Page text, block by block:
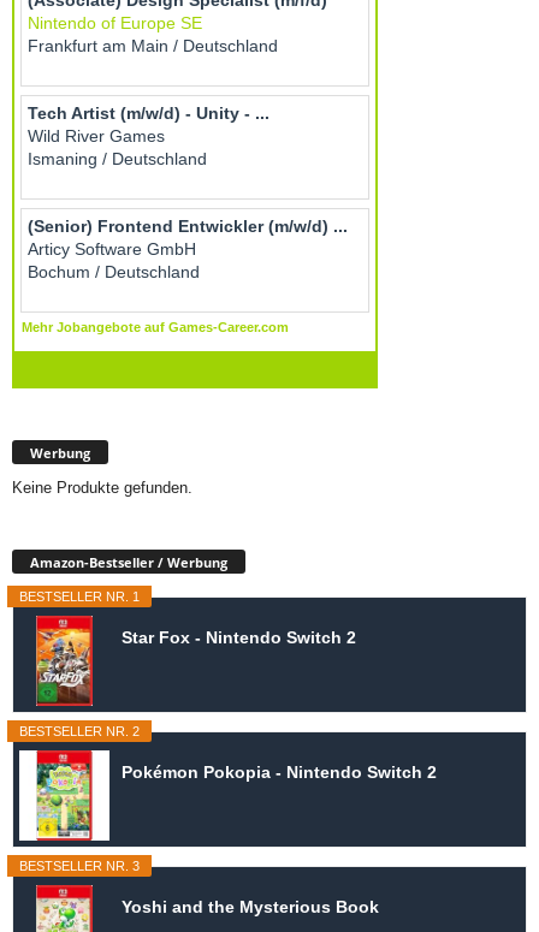
Werbung
Keine Produkte gefunden.
Amazon-Bestseller / Werbung
BESTSELLER NR. 1
Star Fox - Nintendo Switch 2
BESTSELLER NR. 2
Pokémon Pokopia - Nintendo Switch 2
BESTSELLER NR. 3
Yoshi and the Mysterious Book